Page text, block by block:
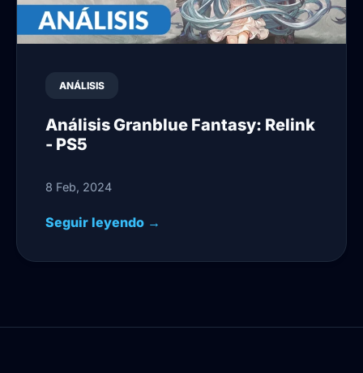
ANÁLISIS
Análisis Granblue Fantasy: Relink
- PS5
8 Feb, 2024
Seguir leyendo →